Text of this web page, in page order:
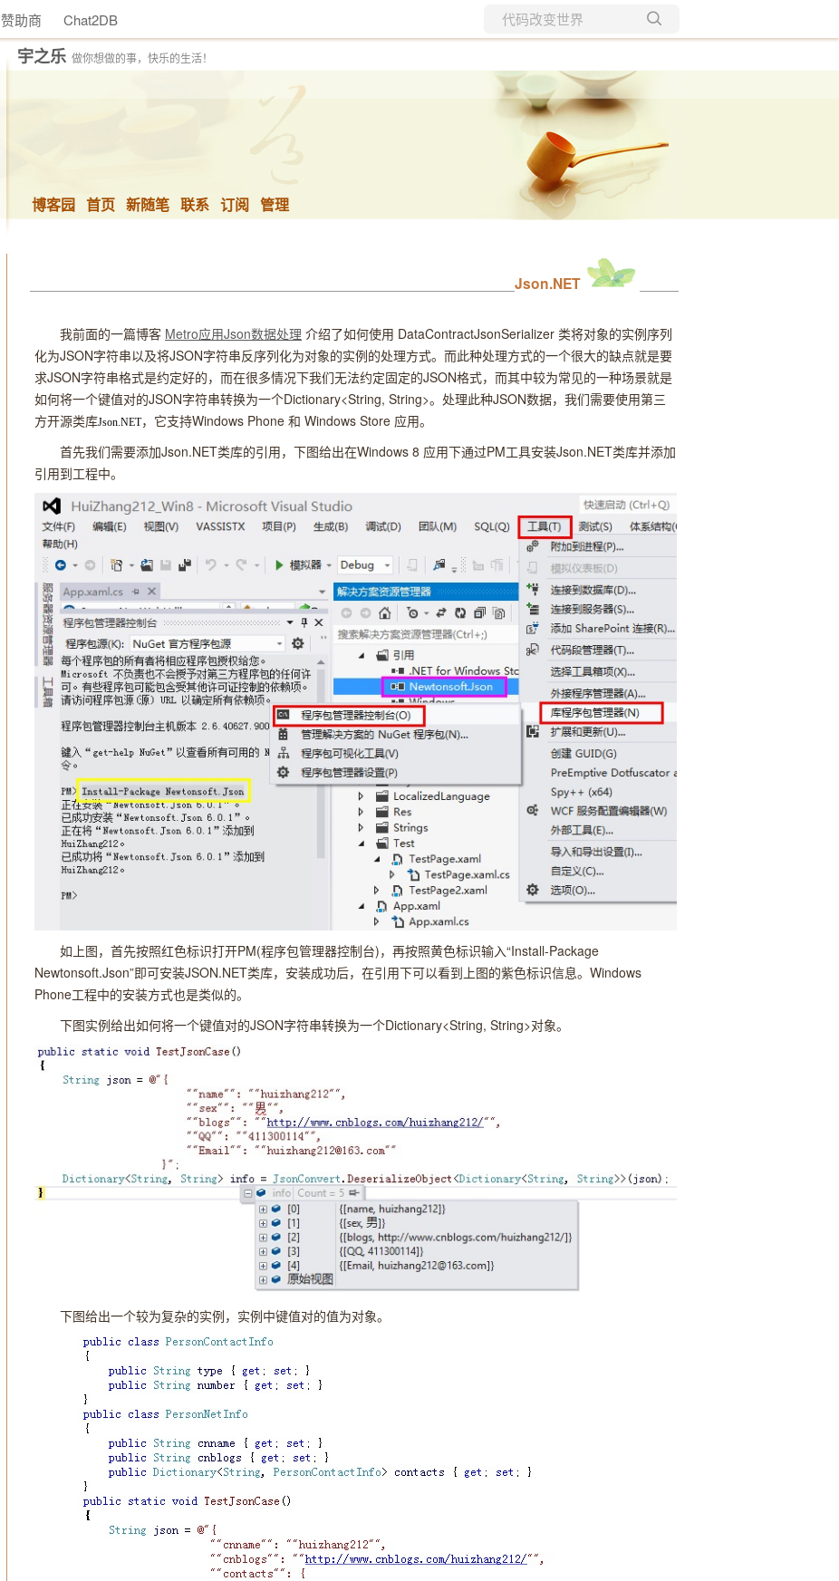
赞助商 Chat2DB
当前博客
宇之乐 做你想做的事，快乐的生活！
博客园 首页 新随笔 联系 订阅 管理
Json.NET
我前面的一篇博客 Metro应用Json数据处理 介绍了如何使用 DataContractJsonSerializer 类将对象的实例序列
化为JSON字符串以及将JSON字符串反序列化为对象的实例的处理方式。而此种处理方式的一个很大的缺点就是要
求JSON字符串格式是约定好的，而在很多情况下我们无法约定固定的JSON格式，而其中较为常见的一种场景就是
如何将一个键值对的JSON字符串转换为一个Dictionary<String, String>。处理此种JSON数据，我们需要使用第三
方开源类库Json.NET，它支持Windows Phone 和 Windows Store 应用。
首先我们需要添加Json.NET类库的引用，下图给出在Windows 8 应用下通过PM工具安装Json.NET类库并添加
引用到工程中。
如上图，首先按照红色标识打开PM(程序包管理器控制台)，再按照黄色标识输入“Install-Package
Newtonsoft.Json”即可安装JSON.NET类库，安装成功后，在引用下可以看到上图的紫色标识信息。Windows
Phone工程中的安装方式也是类似的。
下图实例给出如何将一个键值对的JSON字符串转换为一个Dictionary<String, String>对象。
下图给出一个较为复杂的实例，实例中键值对的值为对象。